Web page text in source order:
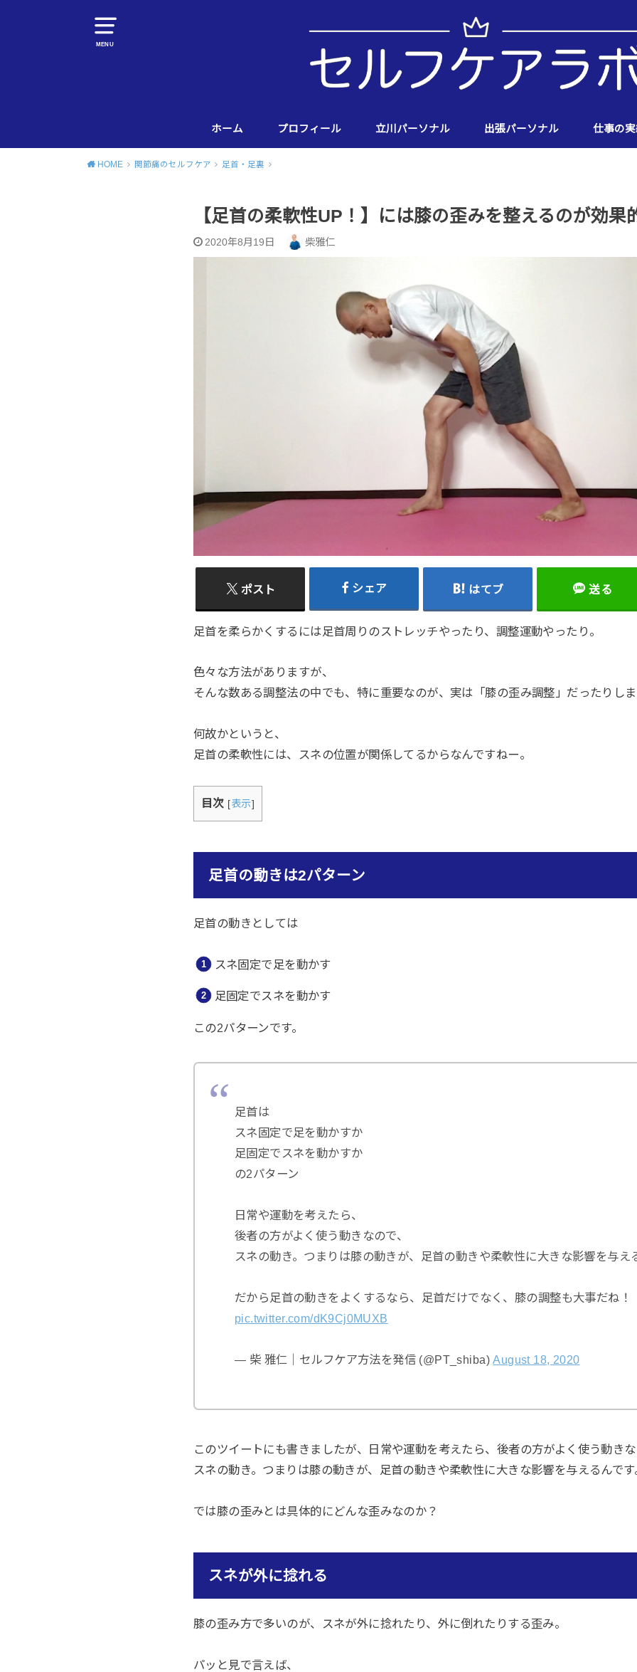
MENU
ホーム プロフィール 立川パーソナル 出張パーソナル 仕事の
HOME 関節痛のセルフケア 足首・足裏
【足首の柔軟性UP！】には膝の歪みを整えるのが効果
2020年8月19日 柴雅仁
ポスト シェア はてブ 送る
足首を柔らかくするには足首周りのストレッチやったり、調整運動やったり。
色々な方法がありますが、
そんな数ある調整法の中でも、特に重要なのが、実は「膝の歪み調整」だったりし
何故かというと、
足首の柔軟性には、スネの位置が関係してるからなんですねー。
目次 [表示]
足首の動きは2パターン
足首の動きとしては
スネ固定で足を動かす
足固定でスネを動かす
この2パターンです。
足首は
スネ固定で足を動かすか
足固定でスネを動かすか
の2パターン
日常や運動を考えたら、
後者の方がよく使う動きなので、
スネの動き。つまりは膝の動きが、足首の動きや柔軟性に大きな影響を与え
だから足首の動きをよくするなら、足首だけでなく、膝の調整も大事だね！
pic.twitter.com/dK9Cj0MUXB
— 柴 雅仁｜セルフケア方法を発信 (@PT_shiba) August 18, 2020
このツイートにも書きましたが、日常や運動を考えたら、後者の方がよく使う動き
スネの動き。つまりは膝の動きが、足首の動きや柔軟性に大きな影響を与えるんです
では膝の歪みとは具体的にどんな歪みなのか？
スネが外に捻れる
膝の歪み方で多いのが、スネが外に捻れたり、外に倒れたりする歪み。
パッと見で言えば、